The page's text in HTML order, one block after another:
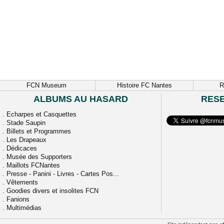
FCN Museum Histoire FC Nantes
ALBUMS AU HASARD
. Echarpes et Casquettes
. Stade Saupin
. Billets et Programmes
. Les Drapeaux
. Dédicaces
. Musée des Supporters
. Maillots FCNantes
. Presse - Panini - Livres - Cartes Pos...
. Vêtements
. Goodies divers et insolites FCN
. Fanions
. Multimédias